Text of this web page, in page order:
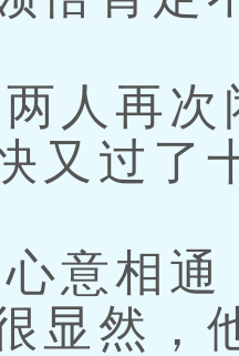
人再次
又过了
意相通
显然，